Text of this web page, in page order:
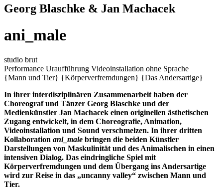
Georg Blaschke & Jan Machacek
ani_male
studio brut
Performance Uraufführung Videoinstallation ohne Sprache
{Mann und Tier} {Körperverfremdungen} {Das Andersartige}
In ihrer interdisziplinären Zusammenarbeit haben der
Choreograf und Tänzer Georg Blaschke und der
Medienkünstler Jan Machacek einen originellen ästhetischen
Zugang entwickelt, in dem Choreografie, Animation,
Videoinstallation und Sound verschmelzen. In ihrer dritten
Kollaboration ani_male bringen die beiden Künstler
Darstellungen von Maskulinität und des Animalischen in einen
intensiven Dialog. Das eindringliche Spiel mit
Körperverfremdungen und dem Übergang ins Andersartige
wird zur Reise in das „uncanny valley“ zwischen Mann und
Tier.